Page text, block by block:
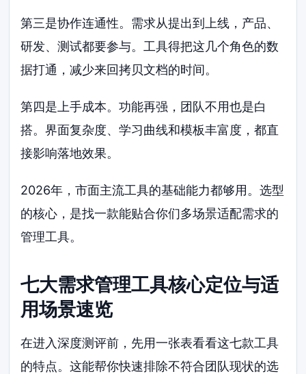
第三是协作连通性。需求从提出到上线，产品、
研发、测试都要参与。工具得把这几个角色的数
据打通，减少来回拷贝文档的时间。
第四是上手成本。功能再强，团队不用也是白
搭。界面复杂度、学习曲线和模板丰富度，都直
接影响落地效果。
2026年，市面主流工具的基础能力都够用。选型
的核心，是找一款能贴合你们多场景适配需求的
管理工具。
七大需求管理工具核心定位与适
用场景速览
在进入深度测评前，先用一张表看看这七款工具
的特点。这能帮你快速排除不符合团队现状的选